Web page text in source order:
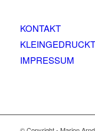
KONTAKT
IMPRESSUM